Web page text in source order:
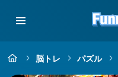
脳トレ パズル